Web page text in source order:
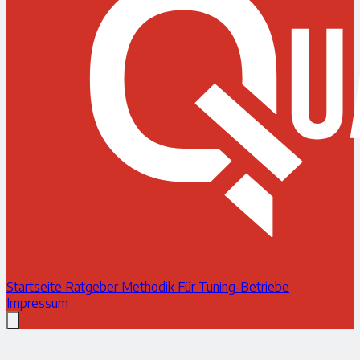
Startseite Ratgeber Methodik Für Tuning-Betriebe
Impressum